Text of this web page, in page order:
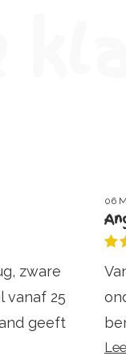
2
zware
vanaf 25
geeft
of
06